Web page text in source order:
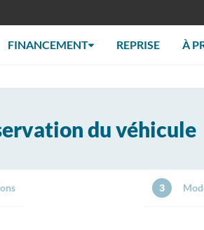
FINANCEMENT REPRISE À
du véhicule
3